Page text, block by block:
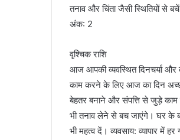
तनाव और चिंता जैसी स्थितियों से
अंक: 2
वृश्चिक राशि
आज आपकी व्यवस्थित दिनचर्या और
काम करने के लिए आज का दिन
बेहतर बनाने और संपत्ति से जुड़े
भी तनाव लेने से बच जाएंगे। घर के
भी महत्व दें। व्यवसाय: व्यापार में